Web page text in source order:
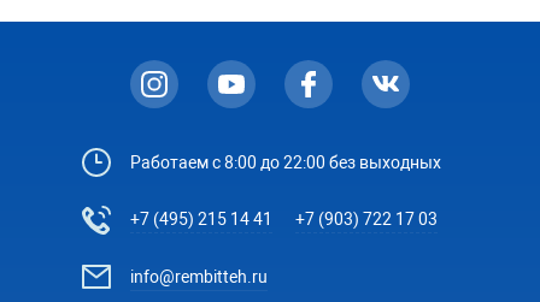
Работаем с 8:00 до 22:00 без выходных
+7 (495) 215 14 41 +7 (903) 722 17 03
info@rembitteh.ru